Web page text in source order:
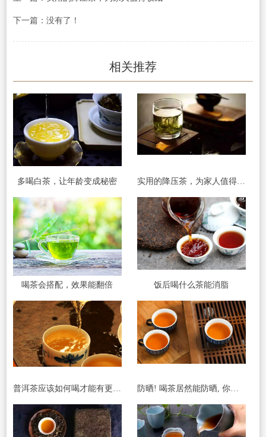
下一篇：没有了！
相关推荐
多喝白茶，让年龄变成秘密 实用的降压茶，为家人值得收藏
喝茶会搭配，效果能翻倍 饭后喝什么茶能消脂
防晒! 喝茶居然能防晒, 你听说过吗?